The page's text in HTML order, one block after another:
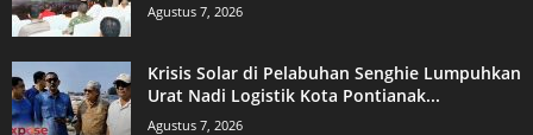
Agustus 7, 2026
Krisis Solar di Pelabuhan Senghie Lumpuhkan
Urat Nadi Logistik Kota Pontianak...
Agustus 7, 2026